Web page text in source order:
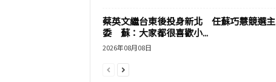
蔡英文繼台東後投身新北 任蘇巧慧競選主
委 蘇：大家都很喜歡小...
2026年08月08日